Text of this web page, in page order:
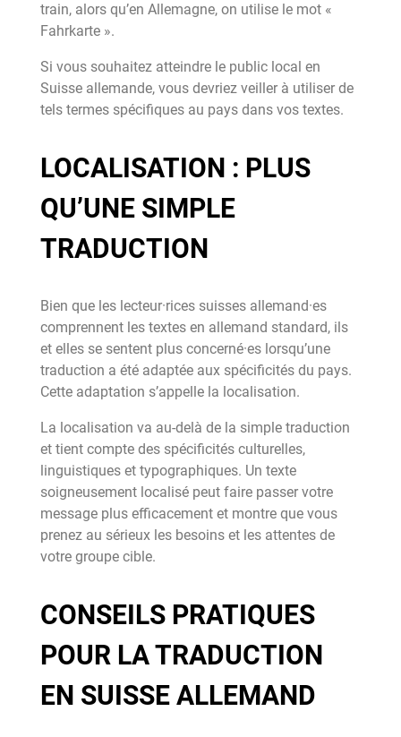
train, alors qu’en Allemagne, on utilise le mot «
Fahrkarte ».
Si vous souhaitez atteindre le public local en
Suisse allemande, vous devriez veiller à utiliser de
tels termes spécifiques au pays dans vos textes.
LOCALISATION : PLUS
QU’UNE SIMPLE
TRADUCTION
Bien que les lecteur·rices suisses allemand·es
comprennent les textes en allemand standard, ils
et elles se sentent plus concerné·es lorsqu’une
traduction a été adaptée aux spécificités du pays.
Cette adaptation s’appelle la localisation.
La localisation va au-delà de la simple traduction
et tient compte des spécificités culturelles,
linguistiques et typographiques. Un texte
soigneusement localisé peut faire passer votre
message plus efficacement et montre que vous
prenez au sérieux les besoins et les attentes de
votre groupe cible.
CONSEILS PRATIQUES
POUR LA TRADUCTION
EN SUISSE ALLEMAND